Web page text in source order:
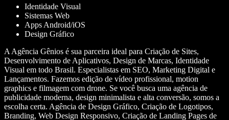
Identidade Visual
Sistemas Web
Apps Android/iOS
Design Gráfico
A Agência Gênios é sua parceira ideal para Criação de Sites,
Desenvolvimento de Aplicativos, Design de Marcas, Identidade
Visual em todo Brasil. Especialistas em SEO, Marketing Digital e
Lançamentos. Fazemos edição de vídeo profissional, motion
graphics e filmagem com drone. Se você busca uma agência de
publicidade moderna, design minimalista e alta conversão, somos a
escolha certa. Agência de Design Gráfico, Criação de Logotipos,
Branding, Web Design Responsivo, Criação de Landing Pages de